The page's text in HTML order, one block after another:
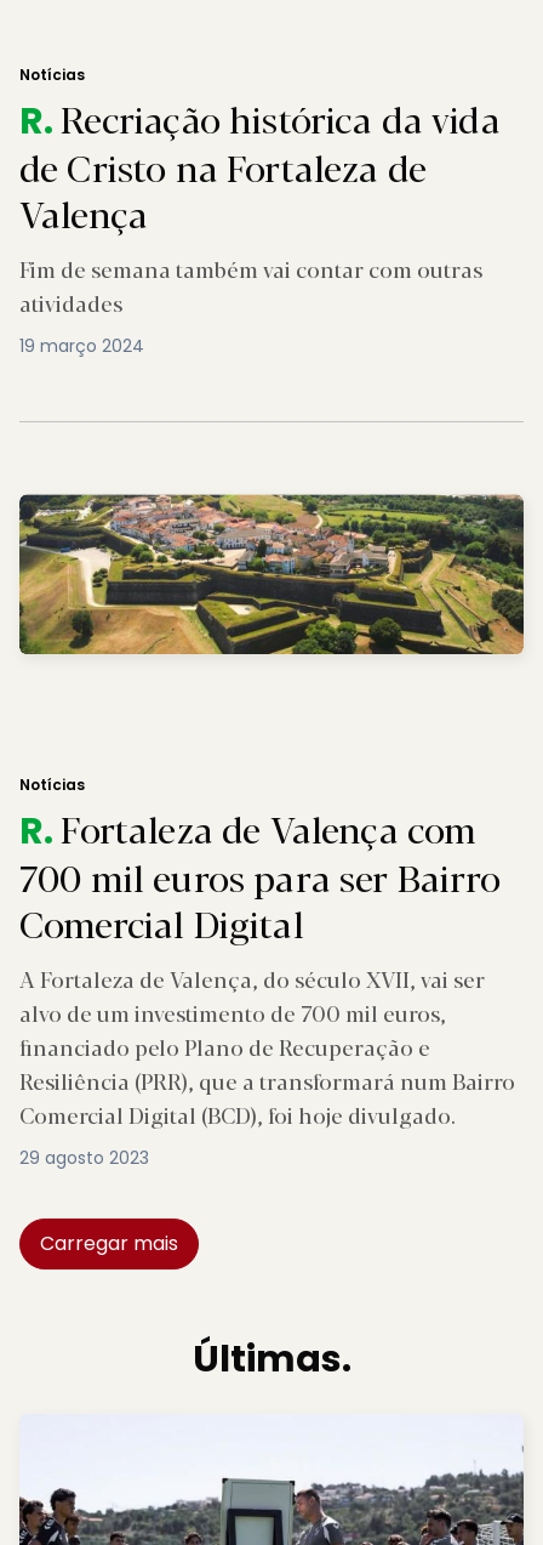
Notícias
R.Recriação histórica da vida
de Cristo na Fortaleza de
Valença
Fim de semana também vai contar com outras
atividades
19 março 2024
Notícias
R.Fortaleza de Valença com
700 mil euros para ser Bairro
Comercial Digital
A Fortaleza de Valença, do século XVII, vai ser
alvo de um investimento de 700 mil euros,
financiado pelo Plano de Recuperação e
Resiliência (PRR), que a transformará num Bairro
Comercial Digital (BCD), foi hoje divulgado.
29 agosto 2023
Carregar mais
Últimas.